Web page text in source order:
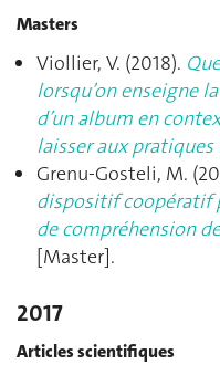
Masters
Viollier, V. (2018).
lorsqu’on enseigne
d’un album en
laisser aux pratiques
Grenu-Gosteli, M.
dispositif coopératif
de compréhension
[Master].
2017
Articles scientifiques